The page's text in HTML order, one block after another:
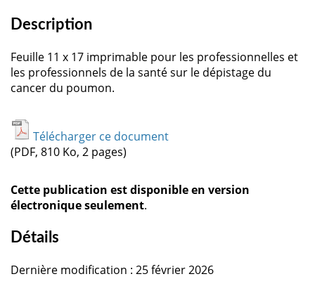
Description
Feuille 11 x 17 imprimable pour les professionnelles et
les professionnels de la santé sur le dépistage du
cancer du poumon.
Télécharger ce document
(PDF, 810 Ko, 2 pages)
Cette publication est disponible en version
électronique seulement.
Détails
Dernière modification : 25 février 2026